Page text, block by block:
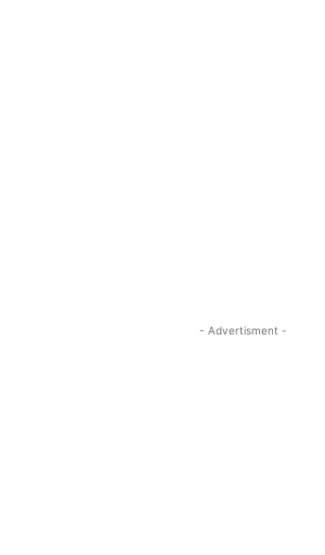
- Advertisment -